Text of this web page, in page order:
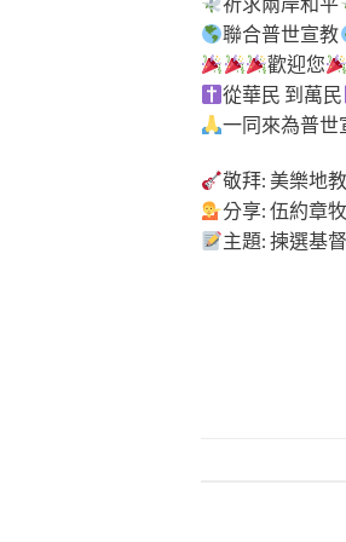
聯合普世宣教
歡迎您
從華民 到萬民
一同來為普世
敬拜: 美樂地
分享: 伍約章
主題: 揀選基